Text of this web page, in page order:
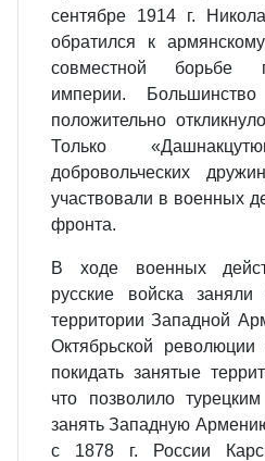
сентябре 1914 г.
обратился к
совместной борьбе
империи.
положительно
Только
добровольческих
участвовали в военных
фронта.
В ходе военных
русские войска заняли
территории Западной
Октябрьской
покидать занятые
что позволило
занять Западную
с 1878 г. России